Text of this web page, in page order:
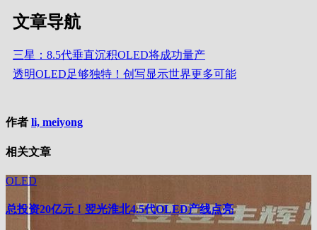
文章导航
三星：8.5代垂直沉积OLED将成功量产
透明OLED足够独特！创写显示世界更多可能
作者 li, meiyong
相关文章
OLED
总投资20亿元！翌光淮北4.5代OLED产线点亮